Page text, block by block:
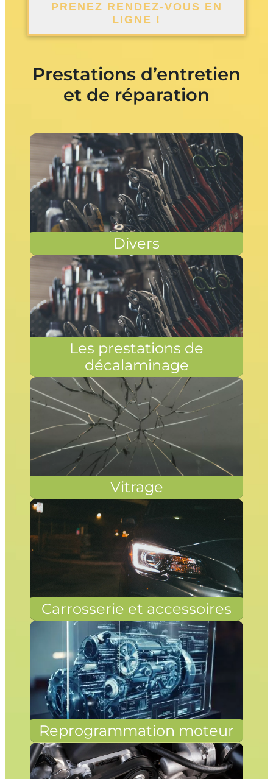
PRENEZ RENDEZ-VOUS EN
LIGNE !
Prestations d’entretien
et de réparation
Divers
Les prestations de
décalaminage
Vitrage
Carrosserie et accessoires
Reprogrammation moteur